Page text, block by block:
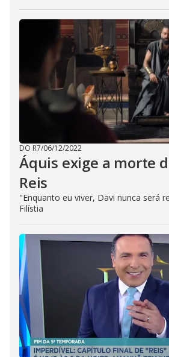
DO R7/06/12/2022
Áquis exige a morte
Reis
"Enquanto eu viver, Davi nunca será
Filístia